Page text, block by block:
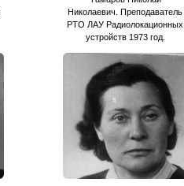
Николаевич. Преподаватель
РТО ЛАУ Радиолокационных
устройств 1973 год.